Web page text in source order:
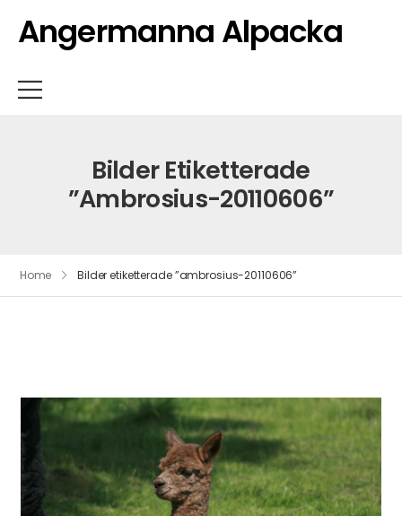
Angermanna Alpacka
Bilder Etiketterade
”ambrosius-20110606”
Home Bilder etiketterade ”ambrosius-20110606”